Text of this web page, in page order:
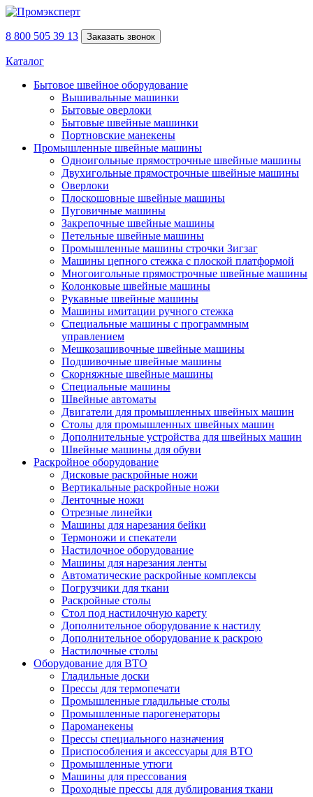
8 800 505 39 13 Заказать звонок
Каталог
Бытовое швейное оборудование
Вышивальные машинки
Бытовые оверлоки
Бытовые швейные машинки
Портновские манекены
Промышленные швейные машины
Одноигольные прямострочные швейные машины
Двухигольные прямострочные швейные машины
Оверлоки
Плоскошовные швейные машины
Пуговичные машины
Закрепочные швейные машины
Петельные швейные машины
Промышленные машины строчки Зигзаг
Машины цепного стежка с плоской платформой
Многоигольные прямострочные швейные машины
Колонковые швейные машины
Рукавные швейные машины
Машины имитации ручного стежка
Специальные машины с программным
управлением
Мешкозашивочные швейные машины
Подшивочные швейные машины
Скорняжные швейные машины
Специальные машины
Швейные автоматы
Двигатели для промышленных швейных машин
Столы для промышленных швейных машин
Дополнительные устройства для швейных машин
Швейные машины для обуви
Раскройное оборудование
Дисковые раскройные ножи
Вертикальные раскройные ножи
Ленточные ножи
Отрезные линейки
Машины для нарезания бейки
Термоножи и спекатели
Настилочное оборудование
Машины для нарезания ленты
Автоматические раскройные комплексы
Погрузчики для ткани
Раскройные столы
Стол под настилочную карету
Дополнительное оборудование к настилу
Дополнительное оборудование к раскрою
Настилочные столы
Оборудование для ВТО
Гладильные доски
Прессы для термопечати
Промышленные гладильные столы
Промышленные парогенераторы
Пароманекены
Прессы специального назначения
Приспособления и аксессуары для ВТО
Промышленные утюги
Машины для прессования
Проходные прессы для дублирования ткани